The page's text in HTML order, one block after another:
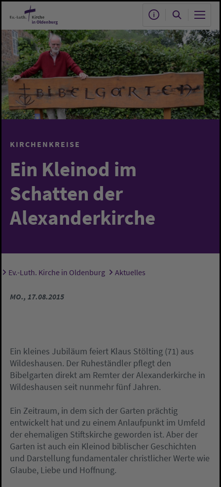
Zum Hauptinhalt springen
KIRCHENKREISE
Ein Kleinod im
Schatten der
Alexanderkirche
Sie sind hier:
Ev.-Luth. Kirche in Oldenburg Aktuelles
MO., 17.08.2015
Ein kleines Jubiläum feiert Klaus Stölting (71) aus
Wildeshausen. Der Ruheständler pflegt den
Bibelgarten direkt am Remter der Alexanderkirche in
Wildeshausen seit nunmehr fünf Jahren.
Ein Zeitraum, in dem sich der Garten prächtig
entwickelt hat und zu einem Anlaufpunkt im Umfeld
der ehemaligen Stiftskirche geworden ist. Aber der
Garten ist auch ein Kleinod biblischer Geschichten
und Darstellung fundamentaler christlicher Werte wie
Glaube, Liebe und Hoffnung.